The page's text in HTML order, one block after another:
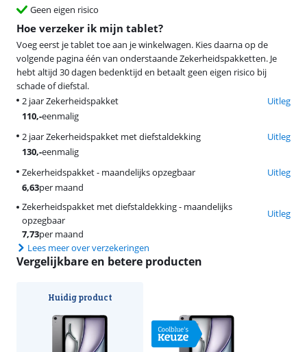
Geen eigen risico
Hoe verzeker ik mijn tablet?
Voeg eerst je tablet toe aan je winkelwagen. Kies daarna op de
volgende pagina één van onderstaande Zekerheidspakketten. Je
hebt altijd 30 dagen bedenktijd en betaalt geen eigen risico bij
schade of diefstal.
2 jaar Zekerheidspakket
Uitleg
110,-eenmalig
2 jaar Zekerheidspakket met diefstaldekking
Uitleg
130,-eenmalig
Zekerheidspakket - maandelijks opzegbaar
Uitleg
6,63per maand
Zekerheidspakket met diefstaldekking - maandelijks
opzegbaar
Uitleg
7,73per maand
Lees meer over verzekeringen
Vergelijkbare en betere producten
Huidig product